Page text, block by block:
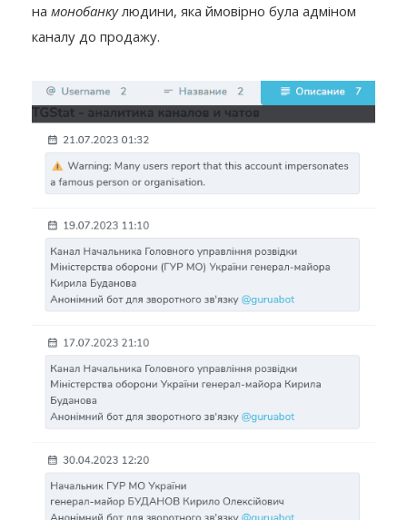
на монобанку людини, яка ймовірно була адміном
каналу до продажу.